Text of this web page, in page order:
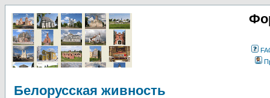
Белорусская живность